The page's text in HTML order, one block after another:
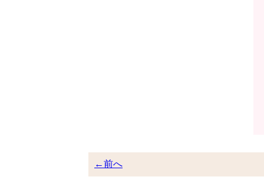
←前へ